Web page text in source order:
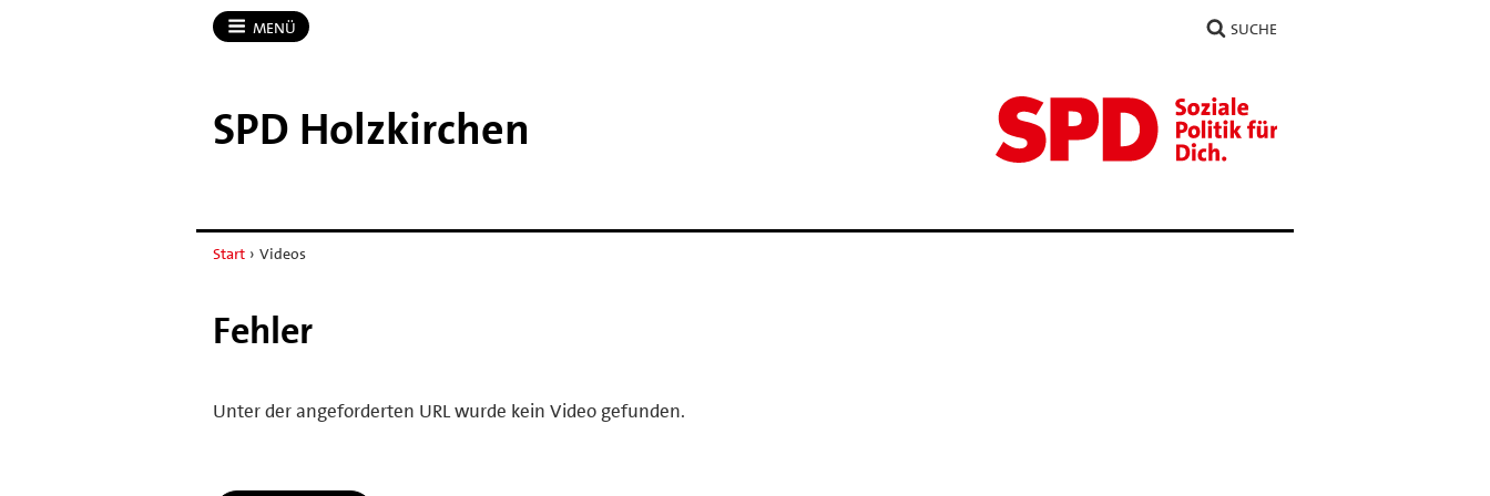
MENÜ SUCHE
SPD Holzkirchen
Start › Videos
Fehler
Unter der angeforderten URL wurde kein Video gefunden.